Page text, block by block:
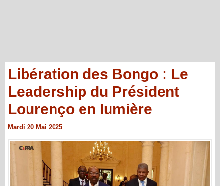
Libération des Bongo : Le
Leadership du Président
Lourenço en lumière
Mardi 20 Mai 2025